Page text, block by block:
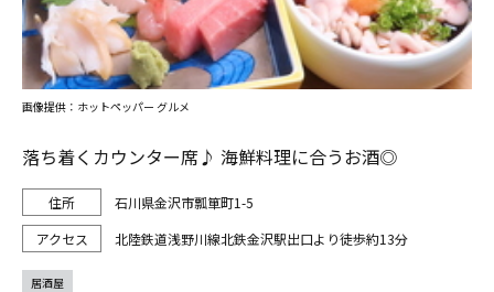
落ち着くカウンター席♪ 海鮮料理に合うお酒◎
石川県金沢市瓢箪町1-5
北陸鉄道浅野川線北鉄金沢駅出口より徒歩約13分
画像提供：ホットペッパー グルメ
居酒屋